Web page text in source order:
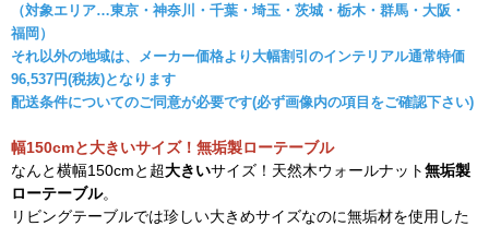
（対象エリア…東京・神奈川・千葉・埼玉・茨城・栃木・群馬・大阪・
福岡）
それ以外の地域は、メーカー価格より大幅割引のインテリアル通常特価
96,537円(税抜)となります
配送条件についてのご同意が必要です(必ず画像内の項目をご確認下さい)
幅150cmと大きいサイズ！無垢製ローテーブル
なんと横幅150cmと超大きいサイズ！天然木ウォールナット無垢製
ローテーブル。
リビングテーブルでは珍しい大きめサイズなのに無垢材を使用した